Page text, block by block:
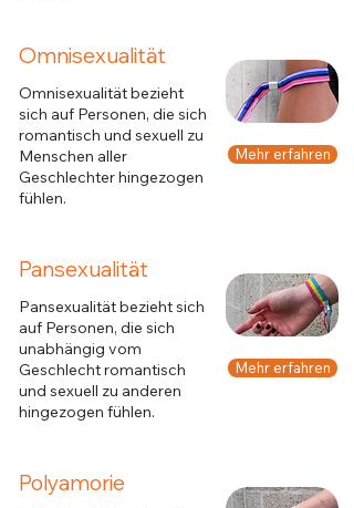
Omnisexualität
Omnisexualität bezieht
sich auf Personen, die sich
romantisch und sexuell zu
Menschen aller
Geschlechter hingezogen
fühlen.
Mehr erfahren
Pansexualität
Pansexualität bezieht sich
auf Personen, die sich
unabhängig vom
Geschlecht romantisch
und sexuell zu anderen
hingezogen fühlen.
Mehr erfahren
Polyamorie